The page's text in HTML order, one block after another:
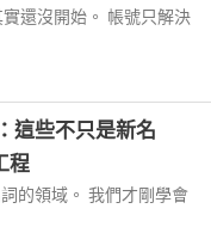
還沒開始。 帳號只解決
這些不只是新名
程
的領域。 我們才剛學會